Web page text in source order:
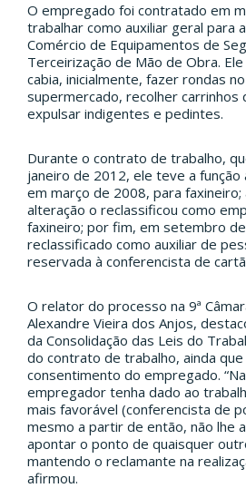
O empregado foi contratado em
trabalhar como auxiliar geral para
Comércio de Equipamentos de
Terceirização de Mão de Obra.
cabia, inicialmente, fazer rondas
supermercado, recolher carrinhos
expulsar indigentes e pedintes.
Durante o contrato de trabalho,
janeiro de 2012, ele teve a
em março de 2008, para faxineiro;
alteração o reclassificou como
faxineiro; por fim, em setembro
reclassificado como auxiliar de
reservada à conferencista de
O relator do processo na 9ª
Alexandre Vieira dos Anjos,
da Consolidação das Leis do
do contrato de trabalho, ainda que
consentimento do empregado.
empregador tenha dado ao
mais favorável (conferencista de
mesmo a partir de então, não lhe
apontar o ponto de quaisquer
mantendo o reclamante na
afirmou.